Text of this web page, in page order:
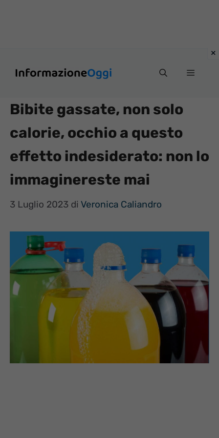
Menu
Bibite gassate, non solo
calorie, occhio a questo
effetto indesiderato: non lo
immaginereste mai
3 Luglio 2023 di Veronica Caliandro